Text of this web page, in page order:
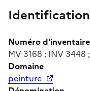
Numéro d'inventaire
MV 3168 ; INV 3448 ;
Domaine
peinture